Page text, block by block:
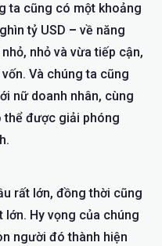
ta cũng có một khoảng
tỷ USD – về năng
nhỏ và vừa tiếp cận,
Và chúng ta cũng
nữ doanh nhân, cùng
được giải phóng
rất lớn, đồng thời cũng
Hy vọng của chúng
người đó thành hiện